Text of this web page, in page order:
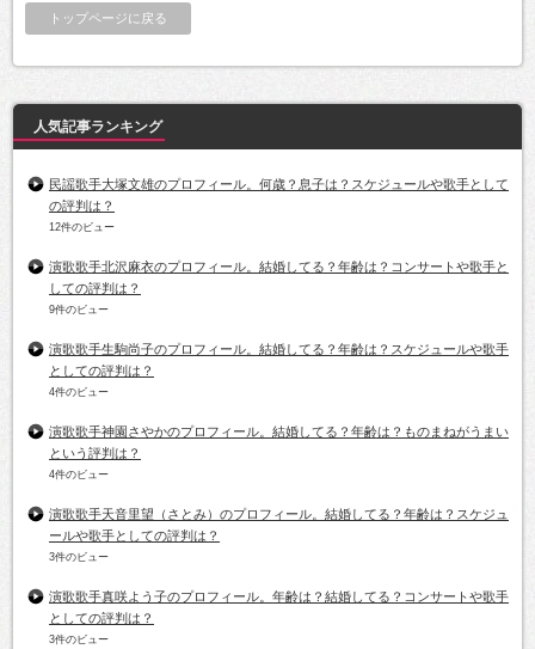
トップページに戻る
人気記事ランキング
民謡歌手大塚文雄のプロフィール。何歳？息子は？スケジュールや歌手として
の評判は？
12件のビュー
演歌歌手北沢麻衣のプロフィール。結婚してる？年齢は？コンサートや歌手と
しての評判は？
9件のビュー
演歌歌手生駒尚子のプロフィール。結婚してる？年齢は？スケジュールや歌手
としての評判は？
4件のビュー
演歌歌手神園さやかのプロフィール。結婚してる？年齢は？ものまねがうまい
という評判は？
4件のビュー
演歌歌手天音里望（さとみ）のプロフィール。結婚してる？年齢は？スケジュ
ールや歌手としての評判は？
3件のビュー
演歌歌手真咲よう子のプロフィール。年齢は？結婚してる？コンサートや歌手
としての評判は？
3件のビュー